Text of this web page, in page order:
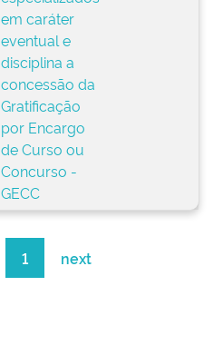
em caráter
eventual e
disciplina a
concessão da
Gratificação
por Encargo
de Curso ou
Concurso -
GECC
1 next